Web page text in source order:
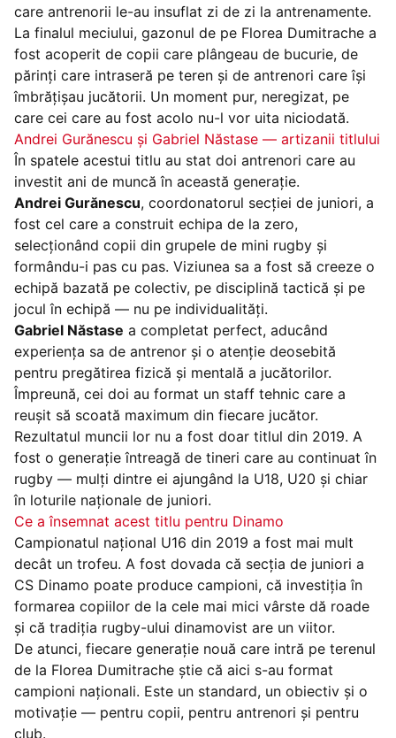
care antrenorii le-au insuflat zi de zi la antrenamente.
La finalul meciului, gazonul de pe Florea Dumitrache a
fost acoperit de copii care plângeau de bucurie, de
părinți care intraseră pe teren și de antrenori care își
îmbrățișau jucătorii. Un moment pur, neregizat, pe
care cei care au fost acolo nu-l vor uita niciodată.
Andrei Gurănescu și Gabriel Năstase — artizanii titlului
În spatele acestui titlu au stat doi antrenori care au
investit ani de muncă în această generație.
Andrei Gurănescu, coordonatorul secției de juniori, a
fost cel care a construit echipa de la zero,
selecționând copii din grupele de mini rugby și
formându-i pas cu pas. Viziunea sa a fost să creeze o
echipă bazată pe colectiv, pe disciplină tactică și pe
jocul în echipă — nu pe individualități.
Gabriel Năstase a completat perfect, aducând
experiența sa de antrenor și o atenție deosebită
pentru pregătirea fizică și mentală a jucătorilor.
Împreună, cei doi au format un staff tehnic care a
reușit să scoată maximum din fiecare jucător.
Rezultatul muncii lor nu a fost doar titlul din 2019. A
fost o generație întreagă de tineri care au continuat în
rugby — mulți dintre ei ajungând la U18, U20 și chiar
în loturile naționale de juniori.
Ce a însemnat acest titlu pentru Dinamo
Campionatul național U16 din 2019 a fost mai mult
decât un trofeu. A fost dovada că secția de juniori a
CS Dinamo poate produce campioni, că investiția în
formarea copiilor de la cele mai mici vârste dă roade
și că tradiția rugby-ului dinamovist are un viitor.
De atunci, fiecare generație nouă care intră pe terenul
de la Florea Dumitrache știe că aici s-au format
campioni naționali. Este un standard, un obiectiv și o
motivație — pentru copii, pentru antrenori și pentru
club.